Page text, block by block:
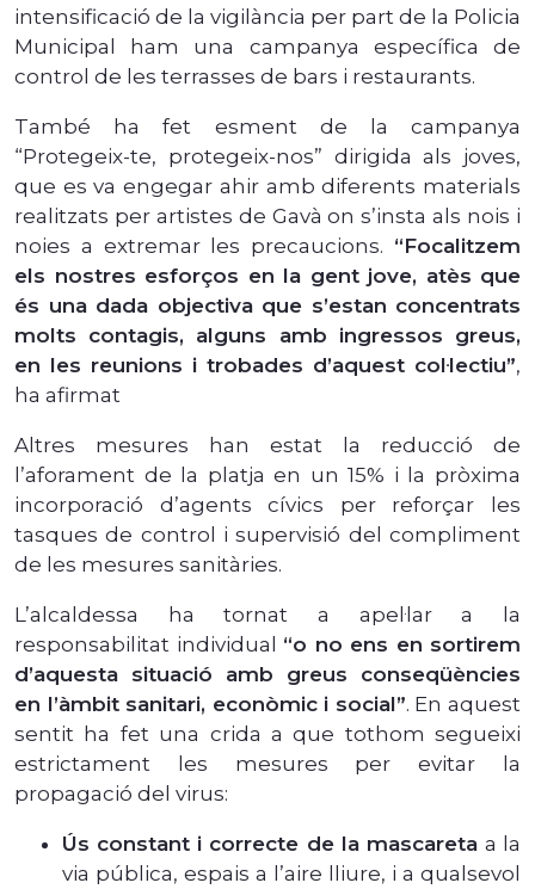
intensificació de la vigilància per part de la Policia
Municipal ham una campanya específica de
control de les terrasses de bars i restaurants.
També ha fet esment de la campanya
“Protegeix-te, protegeix-nos” dirigida als joves,
que es va engegar ahir amb diferents materials
realitzats per artistes de Gavà on s’insta als nois i
noies a extremar les precaucions. “Focalitzem
els nostres esforços en la gent jove, atès que
és una dada objectiva que s’estan concentrats
molts contagis, alguns amb ingressos greus,
en les reunions i trobades d’aquest col·lectiu”,
ha afirmat
Altres mesures han estat la reducció de
l’aforament de la platja en un 15% i la pròxima
incorporació d’agents cívics per reforçar les
tasques de control i supervisió del compliment
de les mesures sanitàries.
L’alcaldessa ha tornat a apel·lar a la
responsabilitat individual “o no ens en sortirem
d’aquesta situació amb greus conseqüències
en l’àmbit sanitari, econòmic i social”. En aquest
sentit ha fet una crida a que tothom segueixi
estrictament les mesures per evitar la
propagació del virus:
Ús constant i correcte de la mascareta a la
via pública, espais a l’aire lliure, i a qualsevol